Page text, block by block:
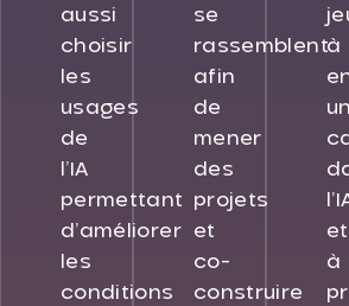
aussi
choisir
les
usages
de
l’IA
permettant
d’améliorer
les
conditions
se
rassemblent
afin
de
mener
des
projets
et
co-
construire
à
et
à